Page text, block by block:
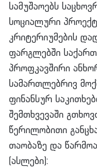
სამუშაოებს
სოციალური
კრიტერიუმების
ფარგლებში
პროფკავშირი
სამართლებრივ
ფინანსურ
შემთხვევაში
წერილობითი
თაობაზე და
(ასლები):